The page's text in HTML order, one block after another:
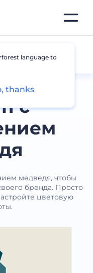
с
медведя, чтобы
бренда. Просто
цветовую
language to
thanks